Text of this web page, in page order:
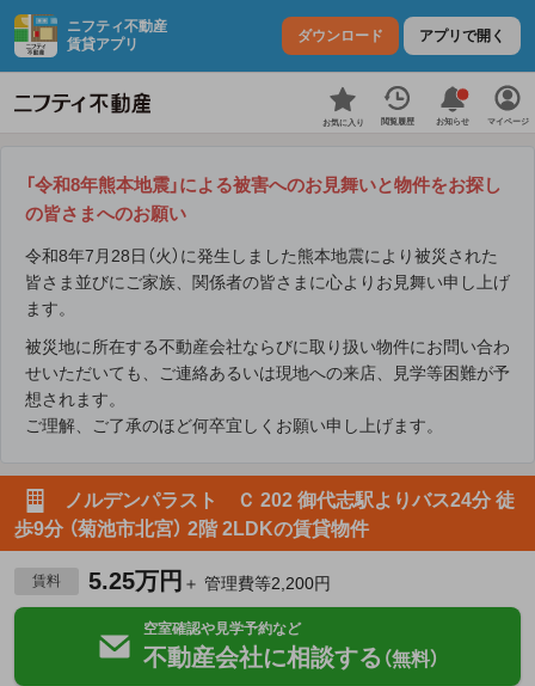
ニフティ不動産
賃貸アプリ
ダウンロード アプリで開く
お気に入り 閲覧履歴 お知らせ マイページ
「令和8年熊本地震」による被害へのお見舞いと物件をお探し
の皆さまへのお願い
令和8年7月28日（火）に発生しました熊本地震により被災された
皆さま並びにご家族、関係者の皆さまに心よりお見舞い申し上げ
ます。
被災地に所在する不動産会社ならびに取り扱い物件にお問い合わ
せいただいても、ご連絡あるいは現地への来店、見学等困難が予
想されます。
ご理解、ご了承のほど何卒宜しくお願い申し上げます。
ノルデンパラスト Ｃ 202 御代志駅よりバス24分 徒
歩9分 （菊池市北宮） 2階 2LDKの賃貸物件
賃料 5.25万円 ＋ 管理費等2,200円
空室確認や見学予約など
不動産会社に相談する （無料）